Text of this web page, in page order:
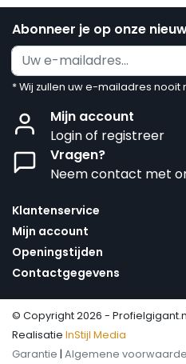
Abonneer je op onze
* Wij zullen uw e-mailadres
Mijn account
Login of registreer
Vragen?
Neem contact met
Klantenservice
Mijn account
Openingstijden
Contactgegevens
© Copyright 2026 -
Realisatie InStijl Media
Garantie | Algemene